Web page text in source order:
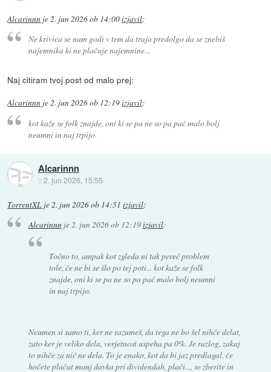
Alcarinnn je2. jun 2026 ob 14:00izjavil:
Ne krivica se nam godi v tem da traja predolgo da se znebiš
najemnika ki ne plačuje najemnine...
Naj citiram tvoj post od malo prej:
Alcarinnn je2. jun 2026 ob 12:19izjavil:
kot kaže se folk znajde, oni ki se pa ne so pa pač malo bolj
neumni in naj trpijo.
Alcarinnn
::2. jun 2026, 15:55
TorrentXL je2. jun 2026 ob 14:51 izjavil:
Alcarinnnje2. jun 2026 ob 12:19izjavil:
Točno to, ampak kot zgleda ni tak pereč problem
tole, če ne bi se šlo po tej poti... kot kaže se folk
znajde, oni ki se pa ne so pa pač malo bolj neumni
in naj trpijo.
Neumen si samo ti, ker ne razumeš, da tega ne bo šel nihče delat,
zato ker je veliko dela, verjetnost uspeha pa 0%. Je razlog, zakaj
to nihče za nič ne dela. To je enako, kot da bi jaz predlagal, če
hočete plačat manj davka pri dividendah, plači..., se zberite in